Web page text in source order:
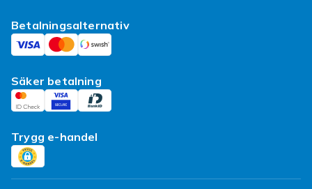
Betalningsalternativ
Säker betalning
Trygg e-handel